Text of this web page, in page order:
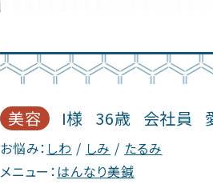
美容 I様 36歳 会社員
お悩み： しわ しみ
たるみ
メニュー：はんなり美鍼